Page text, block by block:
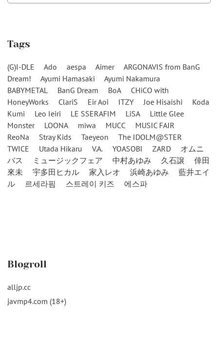
Tags
(G)I-DLE Ado aespa Aimer
ARGONAVIS from BanG
Dream!
Ayumi Hamasaki
Ayumi Nakamura
BABYMETAL
BanG Dream BoA
CHiCO with
HoneyWorks
ClariS Eir Aoi ITZY Joe Hisaishi
Koda
Kumi
Leo Ieiri LE SSERAFIM LiSA
Little Glee
Monster
LOONA miwa MUCC
MUSIC FAIR
ReoNa
Stray Kids Taeyeon
The IDOLM@STER
TWICE
Utada Hikaru V.A. YOASOBI ZARD
オムニ
バス
ミュージックフェア 中村あゆみ 久石譲
倖田
來未
宇多田ヒカル 家入レオ 浜崎あゆみ
藍井エイ
ル
르세라핌 스트레이 키즈 에스파
Blogroll
alljp.cc
javmp4.com (18+)